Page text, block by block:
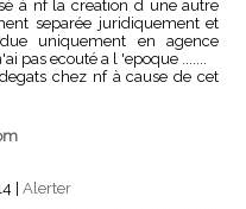
à nf la creation d une autre
separée juridiquement et
uniquement en agence
pas ecouté a l 'epoque .......
chez nf à cause de cet
| Alerter